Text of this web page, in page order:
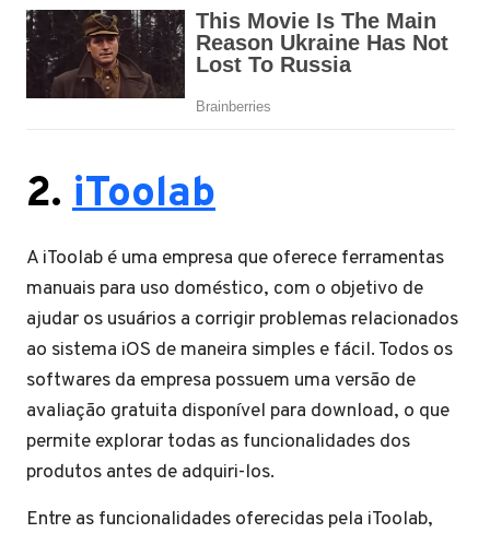
2. iToolab
A iToolab é uma empresa que oferece ferramentas
manuais para uso doméstico, com o objetivo de
ajudar os usuários a corrigir problemas relacionados
ao sistema iOS de maneira simples e fácil. Todos os
softwares da empresa possuem uma versão de
avaliação gratuita disponível para download, o que
permite explorar todas as funcionalidades dos
produtos antes de adquiri-los.
Entre as funcionalidades oferecidas pela iToolab,